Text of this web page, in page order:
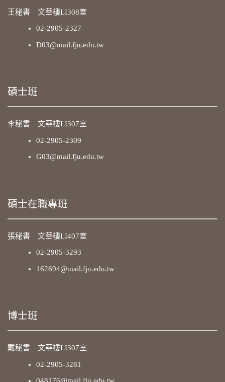
王秘書 文華樓LI308室
02-2905-2327
D03@mail.fju.edu.tw
碩士班
李秘書 文華樓LI307室
02-2905-2309
G03@mail.fju.edu.tw
碩士在職專班
張秘書 文華樓LI407室
02-2905-3293
162694@mail.fju.edu.tw
博士班
戴秘書 文華樓LI307室
02-2905-3281